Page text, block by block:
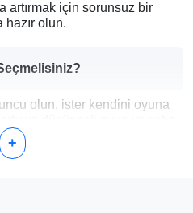
artırmak için sorunsuz bir
hazır olun.
olun, ister kendini oyuna
miktarda bakiye sağlar. İşte
kullanın—ister kozmetik
ekipman olsun.
+